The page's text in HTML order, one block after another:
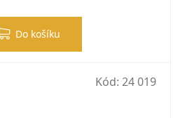
Do košíku
Kód: 24 019